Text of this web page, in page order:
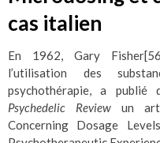
cas italien
En 1962, Gary Fisher
l’utilisation des
psychothérapie, a publié
Psychedelic Reviewun
Concerning Dosage